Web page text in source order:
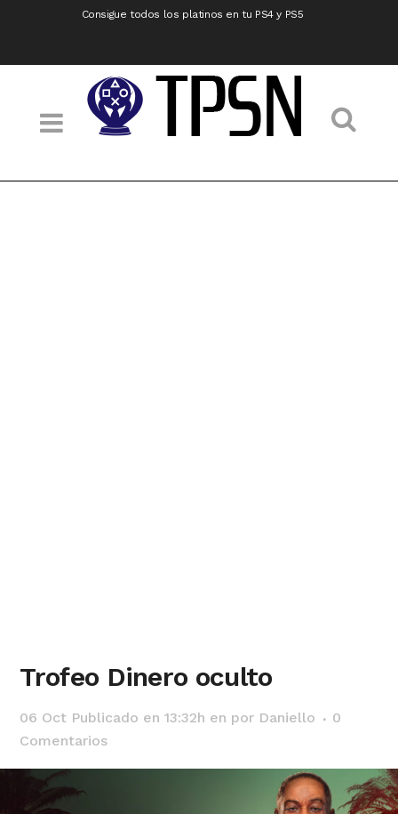
Consigue todos los platinos en tu PS4 y PS5
Trofeo Dinero oculto
06 Oct Publicado en 13:32h en por Daniello
0
Comentarios